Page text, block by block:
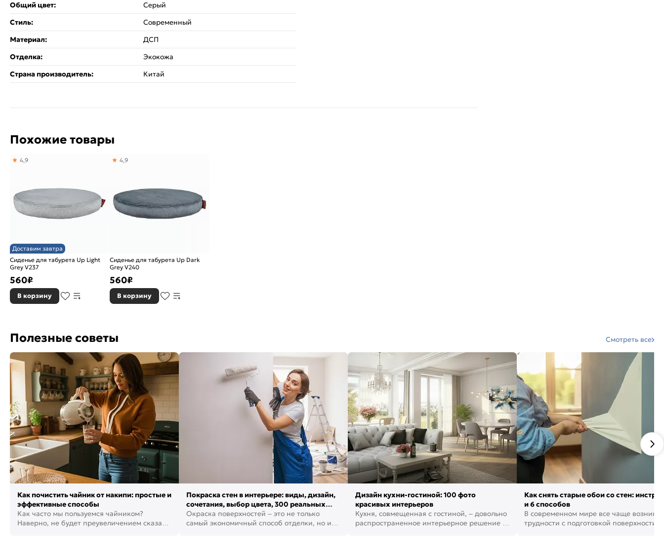
Общий цвет:
Серый
Стиль:
Современный
Материал:
ДСП
Отделка:
Экокожа
Страна производитель:
Китай
Похожие товары
Доставим завтра
Сиденье для табурета Up Light
Grey V237
4,9
560₽
В корзину
Сиденье для табурета Up Dark
Grey V240
4,9
560₽
В корзину
Полезные советы Смотреть все
Как почистить чайник от накипи: простые и
эффективные способы
Как часто мы пользуемся чайником?
Наверно, не будет преувеличением сказать,
Покраска стен в интерьере: виды, дизайн,
сочетания, выбор цвета, 300 реальных
фото
Окраска поверхностей – это не только
самый экономичный способ отделки, но и
Дизайн кухни-гостиной: 100 фото
красивых интерьеров
Кухня, совмещенная с гостиной, – довольно
распространенное интерьерное решение в
Как снять старые обои со стен:
и 6 способов
В современном мире все чаще
трудности с подготовкой поверхности